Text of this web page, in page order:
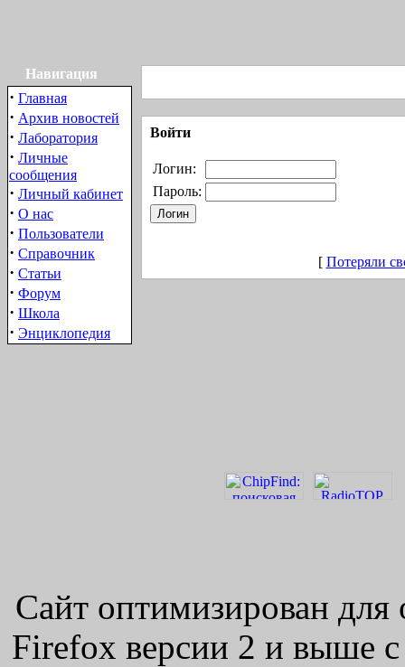
Навигация
· Главная
· Архив новостей
· Лаборатория
· Личные
сообщения
· Личный кабинет
· О нас
· Пользователи
· Справочник
· Статьи
· Форум
· Школа
· Энциклопедия
Войти
Логин:
Пароль:
[ Потеряли
Сайт оптимизирован для
Firefox версии 2 и выше